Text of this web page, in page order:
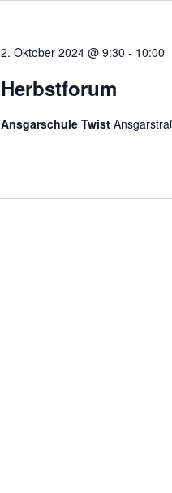
2. Oktober 2024 @ 9:30 - 10:00
Herbstforum
Ansgarschule Twist